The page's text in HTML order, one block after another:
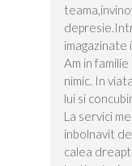
imagazinate
Am in
nimic. In
lui si
La servici
inbolnavit
calea